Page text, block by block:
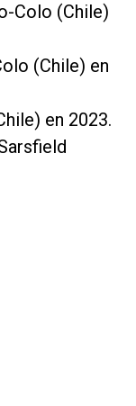
Colo (Chile)
(Chile) en
en 2023.